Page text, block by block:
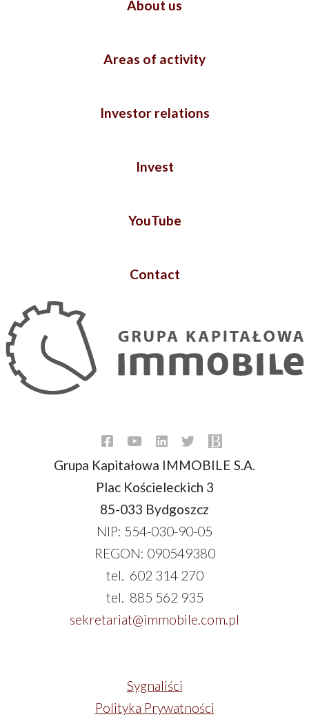
About us
Areas of activity
Investor relations
Invest
YouTube
Contact
Grupa Kapitałowa IMMOBILE S.A.
Plac Kościeleckich 3
85-033 Bydgoszcz
NIP: 554-030-90-05
REGON: 090549380
tel. 602 314 270
tel. 885 562 935
sekretariat@immobile.com.pl
Sygnaliści
Polityka Prywatności